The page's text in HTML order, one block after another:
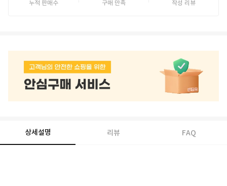
누적 판매수 구매 만족 작성 리뷰
상세설명 리뷰 FAQ